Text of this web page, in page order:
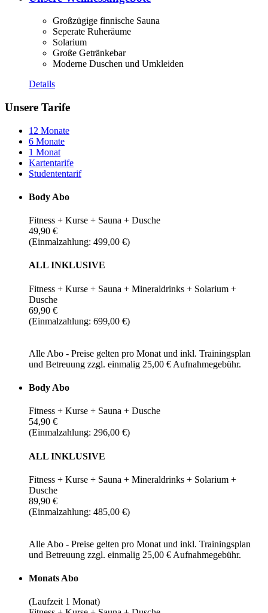
Großzügige finnische Sauna
Seperate Ruheräume
Solarium
Große Getränkebar
Moderne Duschen und Umkleiden
Details
Unsere Tarife
12 Monate
6 Monate
1 Monat
Kartentarife
Studententarif
Body Abo
Fitness + Kurse + Sauna + Dusche
49,90 €
(Einmalzahlung: 499,00 €)
ALL INKLUSIVE
Fitness + Kurse + Sauna + Mineraldrinks + Solarium +
Dusche
69,90 €
(Einmalzahlung: 699,00 €)
Alle Abo - Preise gelten pro Monat und inkl. Trainingsplan
und Betreuung zzgl. einmalig 25,00 € Aufnahmegebühr.
Body Abo
Fitness + Kurse + Sauna + Dusche
54,90 €
(Einmalzahlung: 296,00 €)
ALL INKLUSIVE
Fitness + Kurse + Sauna + Mineraldrinks + Solarium +
Dusche
89,90 €
(Einmalzahlung: 485,00 €)
Alle Abo - Preise gelten pro Monat und inkl. Trainingsplan
und Betreuung zzgl. einmalig 25,00 € Aufnahmegebühr.
Monats Abo
(Laufzeit 1 Monat)